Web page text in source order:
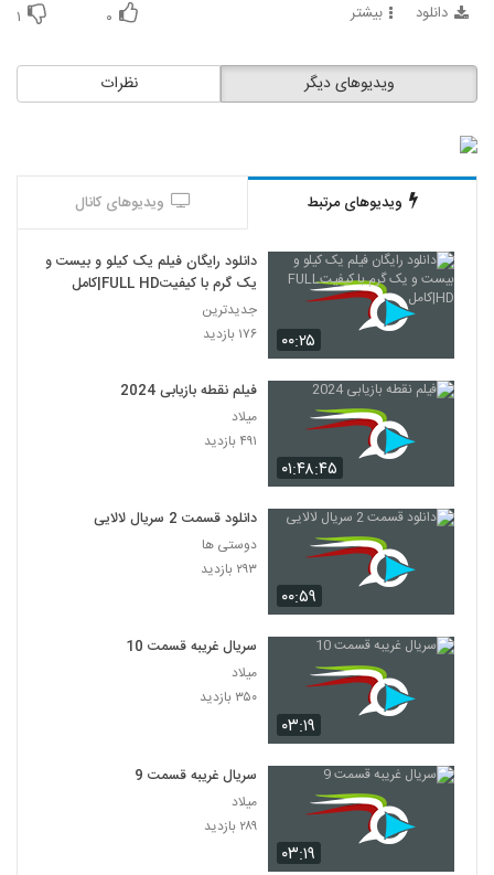
دانلود بیشتر ۰ ۱
نظرات ویدیوهای دیگر
ویدیوهای مرتبط ویدیوهای کانال
۰۰:۲۵
دانلود رایگان فیلم یک کیلو و بیست و
یک گرم با کیفیتFULL HD|کامل
جدیدترین
۱۷۶ بازدید
۰۱:۴۸:۴۵
فیلم نقطه بازیابی 2024
میلاد
۴۹۱ بازدید
۰۰:۵۹
دانلود قسمت 2 سریال لالایی
دوستی ها
۲۹۳ بازدید
۰۳:۱۹
سریال غریبه قسمت 10
میلاد
۳۵۰ بازدید
۰۳:۱۹
سریال غریبه قسمت 9
میلاد
۲۸۹ بازدید